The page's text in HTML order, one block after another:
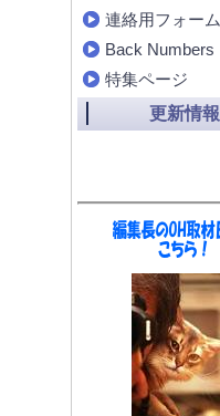
連絡用フォーム
Back Numbers
特集ページ
更新情報